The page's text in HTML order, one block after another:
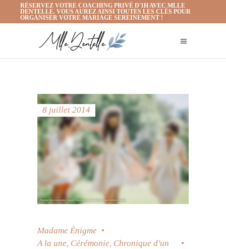
RÉSERVEZ VOTRE COACHING PRIVÉ D'1H AVEC MLLE
DENTELLE. VOUS AUREZ AINSI TOUTES LES CLÉS POUR
ORGANISER VOTRE MARIAGE SEREINEMENT !
8 juillet 2014
Madame Énigme
A la une Cérémonie Chronique d'un